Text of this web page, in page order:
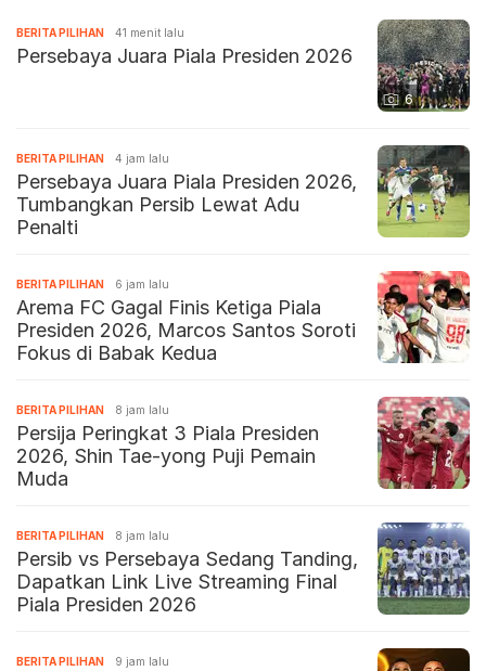
6
BERITA PILIHAN 41 menit lalu
Persebaya Juara Piala Presiden 2026
BERITA PILIHAN 4 jam lalu
Persebaya Juara Piala Presiden 2026,
Tumbangkan Persib Lewat Adu
Penalti
BERITA PILIHAN 6 jam lalu
Arema FC Gagal Finis Ketiga Piala
Presiden 2026, Marcos Santos Soroti
Fokus di Babak Kedua
BERITA PILIHAN 8 jam lalu
Persija Peringkat 3 Piala Presiden
2026, Shin Tae-yong Puji Pemain
Muda
BERITA PILIHAN 8 jam lalu
Persib vs Persebaya Sedang Tanding,
Dapatkan Link Live Streaming Final
Piala Presiden 2026
BERITA PILIHAN 9 jam lalu